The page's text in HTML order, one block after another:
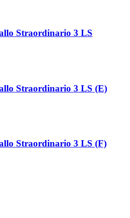
Straordinario 3 LS
Straordinario 3 LS (E)
Straordinario 3 LS (F)